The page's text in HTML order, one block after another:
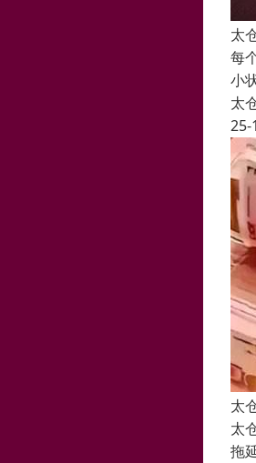
太
每
小
太
25-
太
太
拖